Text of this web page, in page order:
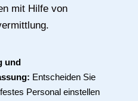
mit Hilfe von
und
Entscheiden Sie
Personal einstellen